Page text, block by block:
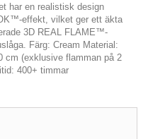
har en realistisk design
effekt, vilket ger ett äkta
3D REAL FLAME™-
Färg: Cream Material:
cm (exklusive flamman på 2
400+ timmar